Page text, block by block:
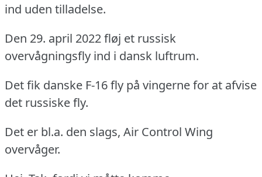
ind uden tilladelse.
Den 29. april 2022 fløj et russisk
overvågningsfly ind i dansk luftrum.
Det fik danske F-16 fly på vingerne for at afvise
det russiske fly.
Det er bl.a. den slags, Air Control Wing
overvåger.